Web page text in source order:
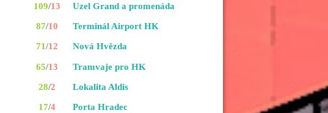
109/13
87/10
71/12
65/13
28/2
17/4
Uzel Grand a promenáda
Terminál Airport HK
Nová Hvězda
Tramvaje pro HK
Lokalita Aldis
Porta Hradec